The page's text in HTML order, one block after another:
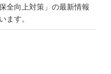
全向上対策」の最新情報
ます。